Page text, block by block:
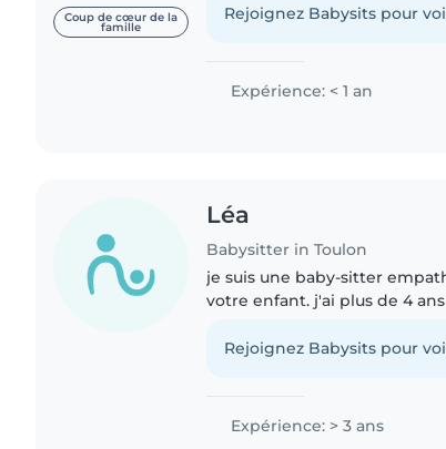
Coup de cœur de la
famille
responsable, patiente..
Rejoignez Babysits pour
Expérience: < 1 an
Léa
Babysitter in Toulon
je suis une baby-sitter
votre enfant. j'ai plus de 4
peu près tous..
Rejoignez Babysits pour
Expérience: > 3 ans